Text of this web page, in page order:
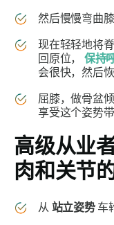
然后慢慢弯曲
现在轻轻地将
回原位， 保持
会很快，然后恢
屈膝，做骨盆
享受这个姿势
高级从业
肉和关节
从 站立姿势车